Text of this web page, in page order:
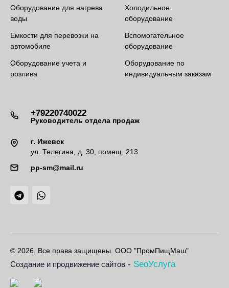
Оборудование для нагрева
воды
Емкости для перевозки на
автомобиле
Оборудование учета и
розлива
Холодильное
оборудование
Вспомогательное
оборудование
Оборудование по
индивидуальным заказам
+79220740022
Руководитель отдела продаж
г. Ижевск
ул. Телегина, д. 30, помещ. 213
pp-sm@mail.ru
© 2026. Все права защищены. ООО "ПромПищМаш"
Создание и продвижение сайтов - SeoУслуга